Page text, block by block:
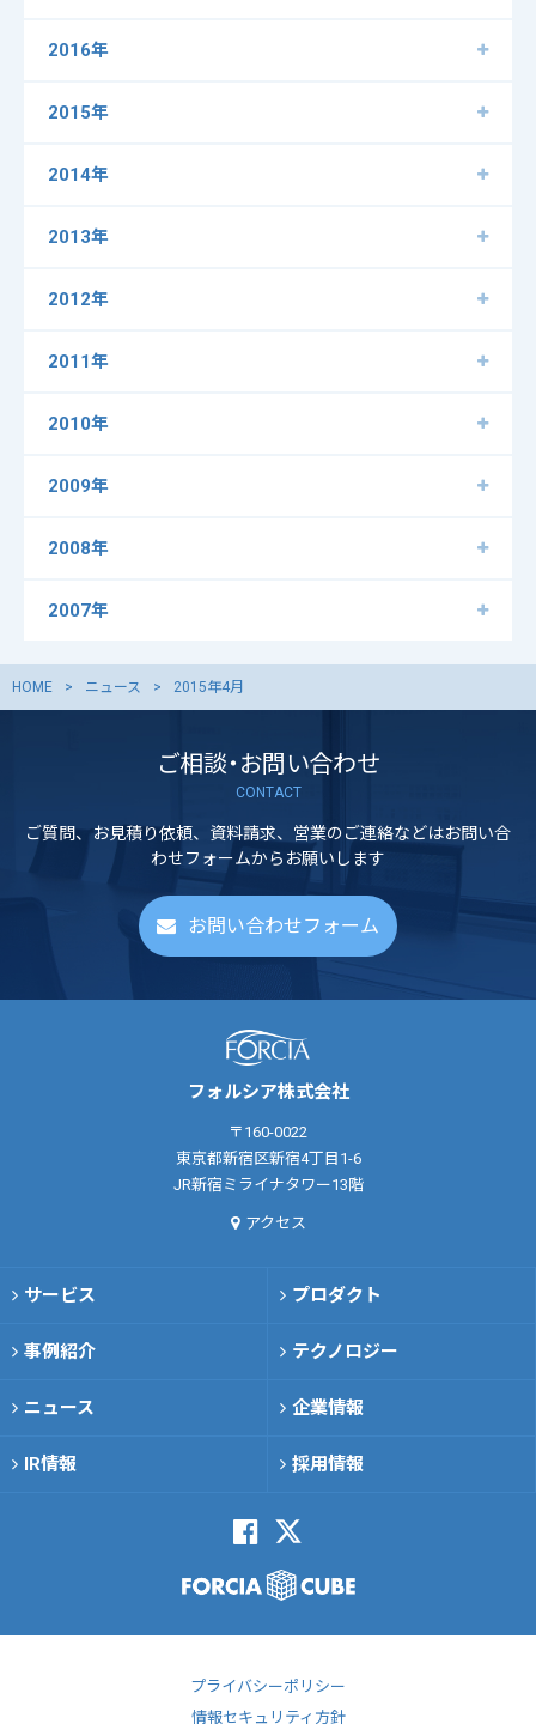
2016年
2015年
2014年
2013年
2012年
2011年
2010年
2009年
2008年
2007年
HOME ニュース 2015年4月
ご相談・お問い合わせ
CONTACT
ご質問、お見積り依頼、資料請求、営業のご連絡などはお問い合
わせフォームからお願いします
お問い合わせフォーム
フォルシア株式会社
〒160-0022
東京都新宿区新宿4丁目1-6
JR新宿ミライナタワー13階
アクセス
サービス プロダクト
事例紹介 テクノロジー
ニュース 企業情報
IR情報 採用情報
プライバシーポリシー
情報セキュリティ方針